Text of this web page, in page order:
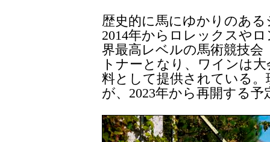
歴史的に馬にゆかりのあ
2014年からロレックスや
界最高レベルの馬術競技
トナーとなり、ワインは
料として提供されている
が、2023年から再開する予